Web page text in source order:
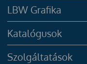
LBW Grafika
Katalógusok
Szolgáltatások